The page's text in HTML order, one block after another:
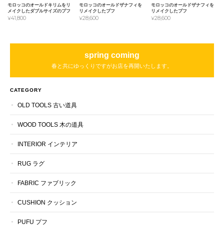
モロッコのオールドキリムをリ
メイクしたダブルサイズのプフ
¥41,800
モロッコのオールドザナフィを
リメイクしたプフ
¥28,600
モロッコのオールドザナフィを
リメイクしたプフ
¥28,600
spring coming
春と共にゆっくりですがお店を再開いたします。
CATEGORY
OLD TOOLS 古い道具
WOOD TOOLS 木の道具
INTERIOR インテリア
RUG ラグ
FABRIC ファブリック
CUSHION クッション
PUFU プフ